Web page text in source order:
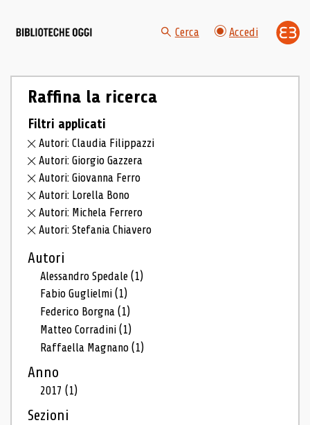
Cerca Accedi
Raffina la ricerca
Filtri applicati
Autori: Claudia Filippazzi
Autori: Giorgio Gazzera
Autori: Giovanna Ferro
Autori: Lorella Bono
Autori: Michela Ferrero
Autori: Stefania Chiavero
Autori
Alessandro Spedale(1)
Fabio Guglielmi(1)
Federico Borgna(1)
Matteo Corradini(1)
Raffaella Magnano(1)
Anno
2017(1)
Sezioni